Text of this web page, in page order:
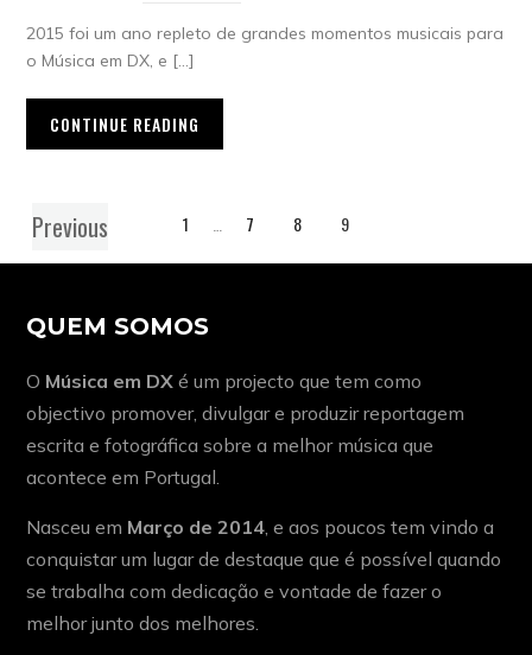
2015 foi um ano repleto de grandes momentos musicais para
o Música em DX, e […]
CONTINUE READING
Previous 1 7 8 9
QUEM SOMOS
O Música em DX é um projecto que tem como
objectivo promover, divulgar e produzir reportagem
escrita e fotográfica sobre a melhor música que
acontece em Portugal.
Nasceu em Março de 2014 , e aos poucos tem vindo a
conquistar um lugar de destaque que é possível quando
se trabalha com dedicação e vontade de fazer o
melhor junto dos melhores.